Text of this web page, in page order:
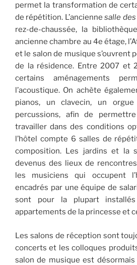
permet la transformation de
de répétition. L’ancienne salle
rez-de-chaussée, la
ancienne chambre au 4e étage,
et le salon de musique s’ouvrent
de la résidence. Entre 2007 et
certains aménagements
l’acoustique. On achète
pianos, un clavecin, un
percussions, afin de
travailler dans des conditions
l’hôtel compte 6 salles de
composition. Les jardins et la
devenus des lieux de
les musiciens qui occupent
encadrés par une équipe de
sont pour la plupart
appartements de la princesse et
Les salons de réception sont
concerts et les colloques
salon de musique est désormais